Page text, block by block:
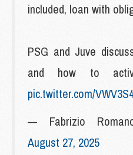
included, loan with
PSG and Juve
and how to
pic.twitter.com/
— Fabrizio
August 27, 2025